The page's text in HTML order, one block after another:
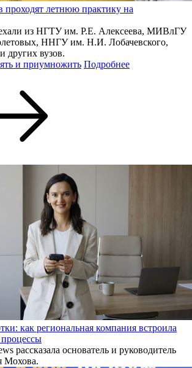
проходят летнюю практику на
из НГТУ им. Р.Е. Алексеева, МИВлГУ
ННГУ им. Н.И. Лобачевского,
вузов.
и приумножить Подробнее
как региональная компания встроила
рассказала основатель и руководитель
Мохова.